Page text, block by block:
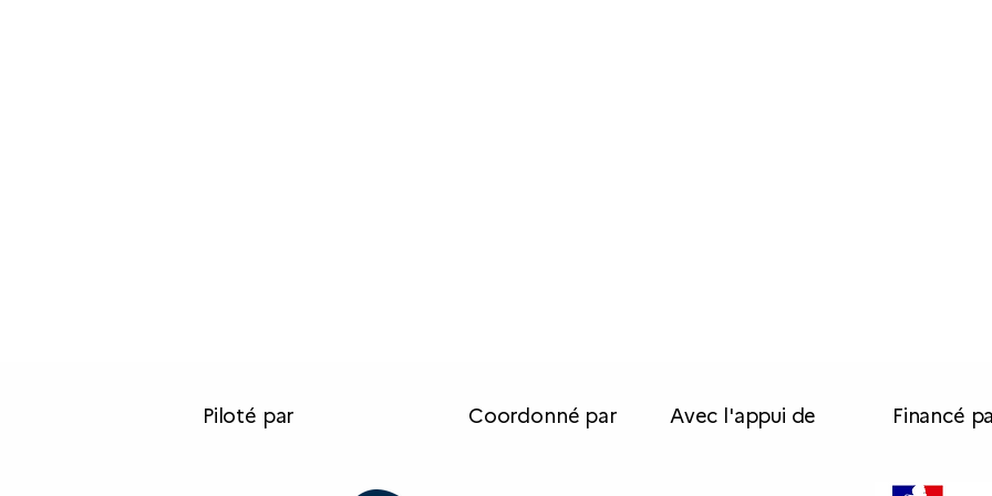
Piloté par Coordonné par Avec l'appui de Financé